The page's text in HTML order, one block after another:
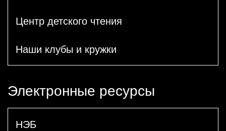
Центр детского чтения
Наши клубы и кружки
Электронные ресурсы
НЭБ